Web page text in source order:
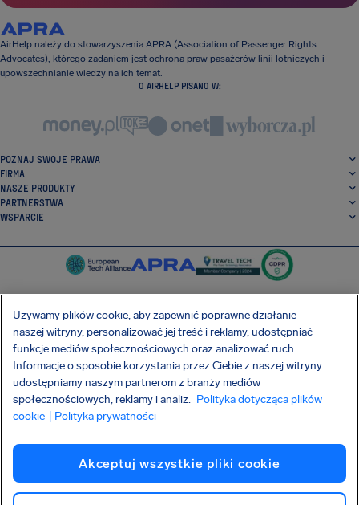
AirHelp należy do stowarzyszenia APRA (Association of Passenger Rights
Advocates), którego zadaniem jest ochrona praw pasażerów linii lotniczych i
upowszechnianie wiedzy na ich temat.
O AIRHELP PISANO W:
POZNAJ SWOJE PRAWA
FIRMA
NASZE PRODUKTY
PARTNERSTWA
WSPARCIE
SocialFacebook
SocialTwitter
SocialInstagram
SocialLinkedin
POBIERZ NASZĄ DARMOWĄ APLIKACJĘ
Polityka prywatności Pliki cookie
Imprint
Atak na łańcuch dostaw Shai-Hulud
Używamy plików cookie, aby zapewnić poprawne działanie
naszej witryny, personalizować jej treść i reklamy, udostępniać
funkcje mediów społecznościowych oraz analizować ruch.
Informacje o sposobie korzystania przez Ciebie z naszej witryny
udostępniamy naszym partnerom z branży mediów
społecznościowych, reklamy i analiz. Polityka dotycząca plików
cookie
| Polityka prywatności
Akceptuj wszystkie pliki cookie